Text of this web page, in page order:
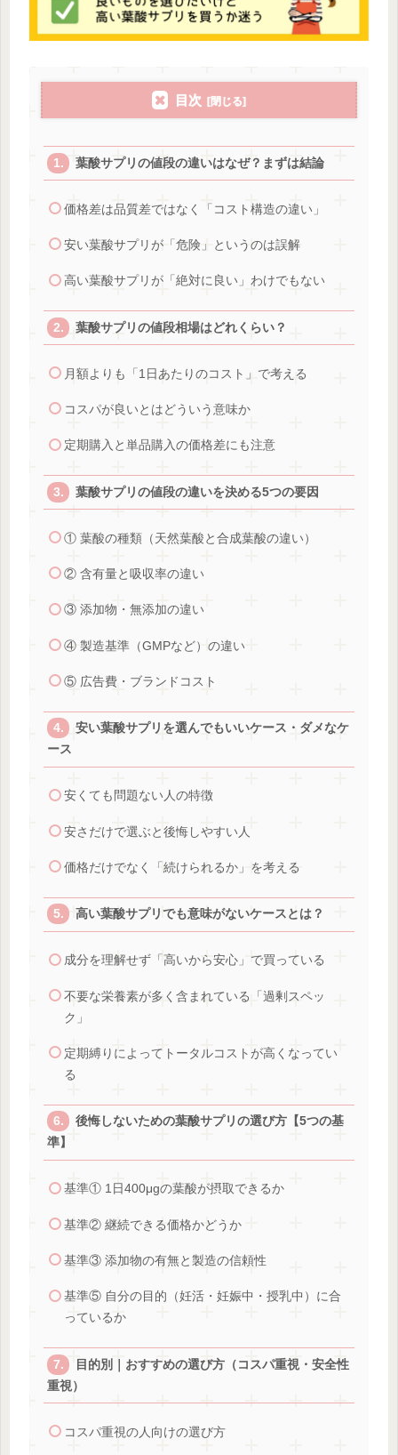
目次
葉酸サプリの値段の違いはなぜ？まずは結論
価格差は品質差ではなく「コスト構造の違い」
安い葉酸サプリが「危険」というのは誤解
高い葉酸サプリが「絶対に良い」わけでもない
葉酸サプリの値段相場はどれくらい？
月額よりも「1日あたりのコスト」で考える
コスパが良いとはどういう意味か
定期購入と単品購入の価格差にも注意
葉酸サプリの値段の違いを決める5つの要因
① 葉酸の種類（天然葉酸と合成葉酸の違い）
② 含有量と吸収率の違い
③ 添加物・無添加の違い
④ 製造基準（GMPなど）の違い
⑤ 広告費・ブランドコスト
安い葉酸サプリを選んでもいいケース・ダメなケ
ース
安くても問題ない人の特徴
安さだけで選ぶと後悔しやすい人
価格だけでなく「続けられるか」を考える
高い葉酸サプリでも意味がないケースとは？
成分を理解せず「高いから安心」で買っている
不要な栄養素が多く含まれている「過剰スペッ
ク」
定期縛りによってトータルコストが高くなってい
る
後悔しないための葉酸サプリの選び方【5つの基
準】
基準① 1日400μgの葉酸が摂取できるか
基準② 継続できる価格かどうか
基準③ 添加物の有無と製造の信頼性
基準⑤ 自分の目的（妊活・妊娠中・授乳中）に合
っているか
目的別｜おすすめの選び方（コスパ重視・安全性
重視）
コスパ重視の人向けの選び方